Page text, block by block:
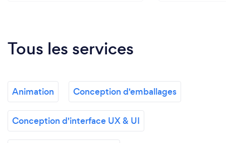
Tous les services
Animation Conception d'emballages
Conception d'interface UX & UI